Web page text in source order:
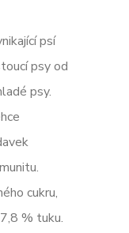
psí
psy od
psy.
cukru,
% tuku.